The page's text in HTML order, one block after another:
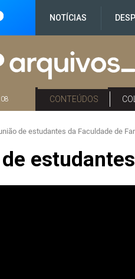
NOTÍCIAS
CONTEÚDOS
de estudantes da Faculdade de